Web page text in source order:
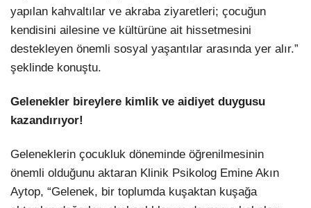
yapılan kahvaltılar ve akraba ziyaretleri; çocuğun
kendisini ailesine ve kültürüne ait hissetmesini
destekleyen önemli sosyal yaşantılar arasında yer alır.”
şeklinde konuştu.
Gelenekler bireylere kimlik ve aidiyet duygusu
kazandırıyor!
Geleneklerin çocukluk döneminde öğrenilmesinin
önemli olduğunu aktaran Klinik Psikolog Emine Akın
Aytop, “Gelenek, bir toplumda kuşaktan kuşağa